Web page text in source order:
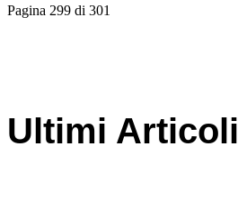
Pagina 299 di 301
Ultimi Articoli